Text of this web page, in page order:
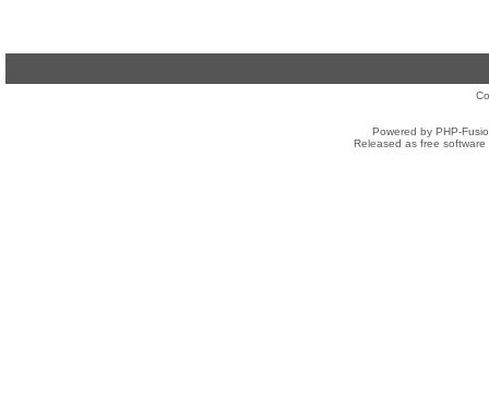
Powered by PHP-
Released as free